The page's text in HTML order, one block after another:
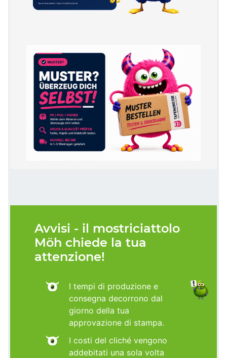
Avvisi - il mostriciattolo
Möh chiede la tua
attenzione!
I tempi di produzione e
consegna decorrono dal
giorno della tua
approvazione di stampa.
I costi del cliché vengono
addebitati una sola volta